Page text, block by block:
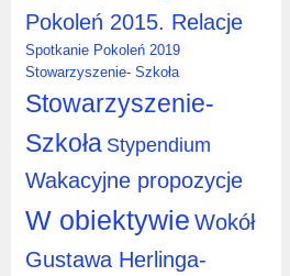
Pokoleń 2015. Relacje
Spotkanie Pokoleń 2019
Stowarzyszenie- Szkoła
Stowarzyszenie-
Szkoła Stypendium
Wakacyjne propozycje
W obiektywie Wokół
Gustawa Herlinga-